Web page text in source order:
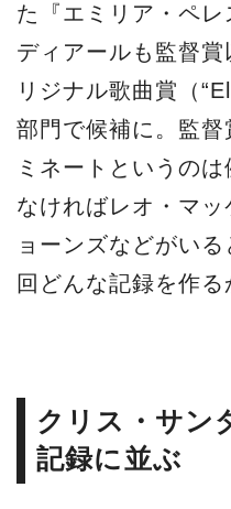
た『エミリア・ペ
ディアールも監督
リジナル歌曲賞（
部門で候補に。監督
ミネートというの
なければレオ・マ
ョーンズなどがい
回どんな記録を作る
クリス・サン
記録に並ぶ